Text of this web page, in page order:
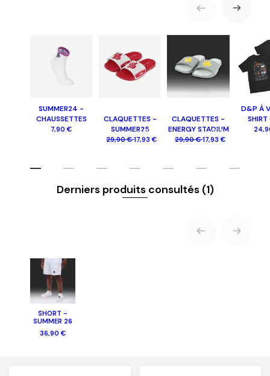
SUMMER24 -
CHAUSSETTES
7,90 €
CLAQUETTES -
SUMMER25
29,90 €17,93 €
-40%
CLAQUETTES -
ENERGY STADIUM
29,90 €17,93 €
-40%
D&P À
SHIRT
Derniers produits consultés (1)
SHORT -
SUMMER 26
36,90 €